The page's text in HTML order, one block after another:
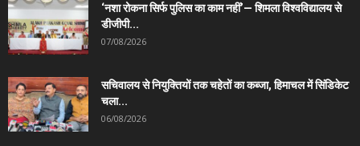
‘नशा रोकना सिर्फ पुलिस का काम नहीं’— शिमला विश्वविद्यालय से
डीजीपी...
07/08/2026
सचिवालय से नियुक्तियों तक चहेतों का कब्जा, हिमाचल में सिंडिकेट
चला...
06/08/2026